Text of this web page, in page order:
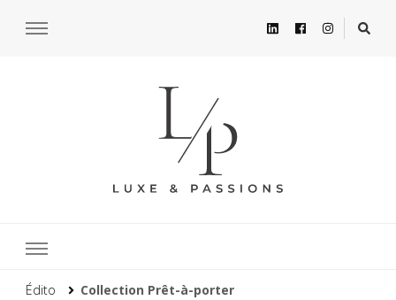
Édito Collection Prêt-à-porter